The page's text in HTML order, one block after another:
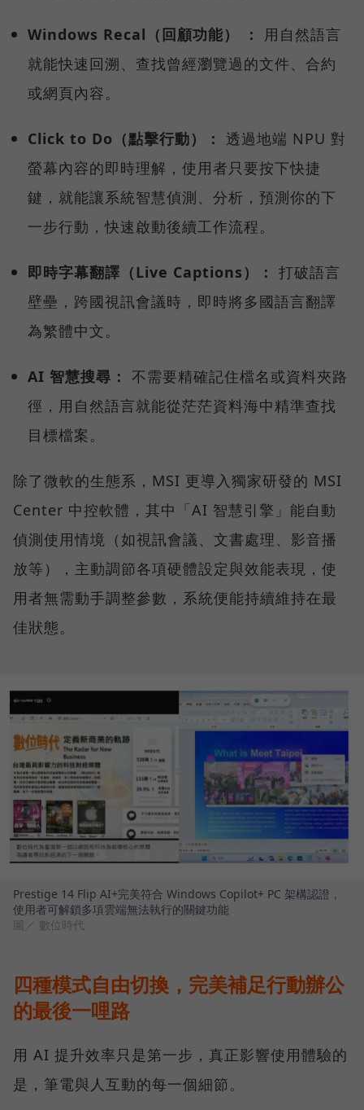
Windows Recal（回顧功能） ：
用自然語言
就能快速回溯、查找曾經瀏覽過的文件、合約
或網頁內容。
Click to Do（點擊行動）： 透過地端 NPU 對
螢幕內容的即時理解，使用者只要按下快捷
鍵，就能讓系統智慧偵測、分析，預測你的下
一步行動，快速啟動後續工作流程。
即時字幕翻譯（Live Captions）： 打破語言
壁壘，跨國視訊會議時，即時將多國語言翻譯
為繁體中文。
AI 智慧搜尋： 不需要精確記住檔名或資料夾路
徑，用自然語言就能從茫茫資料海中精準查找
目標檔案。
除了微軟的生態系，MSI 更導入獨家研發的 MSI
Center 中控軟體，其中「AI 智慧引擎」能自動
偵測使用情境（如視訊會議、文書處理、影音播
放等），主動調節各項硬體設定與效能表現，使
用者無需動手調整參數，系統便能持續維持在最
佳狀態。
Prestige 14 Flip AI+完美符合 Windows Copilot+ PC 架構認證，
使用者可解鎖多項雲端無法執行的關鍵功能
圖／ 數位時代
四種模式自由切換，完美補足行動辦公
的最後一哩路
用 AI 提升效率只是第一步，真正影響使用體驗的
是，筆電與人互動的每一個細節。